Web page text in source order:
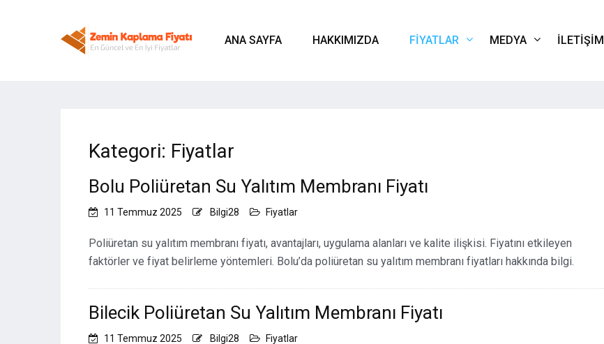
ANA SAYFA HAKKIMIZDA FIYATLAR MEDYA İLETIŞIM
Kategori: Fiyatlar
Bolu Poliüretan Su Yalıtım Membranı Fiyatı
11 Temmuz 2025 Bilgi28 Fiyatlar
Poliüretan su yalıtım membranı fiyatı, avantajları, uygulama alanları ve kalite ilişkisi. Fiyatını etkileyen
faktörler ve fiyat belirleme yöntemleri. Bolu’da poliüretan su yalıtım membranı fiyatları hakkında bilgi.
Bilecik Poliüretan Su Yalıtım Membranı Fiyatı
11 Temmuz 2025 Bilgi28 Fiyatlar